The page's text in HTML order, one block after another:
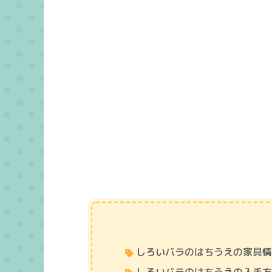
しろいバラのはちうえの家具